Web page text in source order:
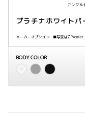
プラチナホワイトパ
メーカーオプション ■写真はZ Premier
アングル
BODY COLOR